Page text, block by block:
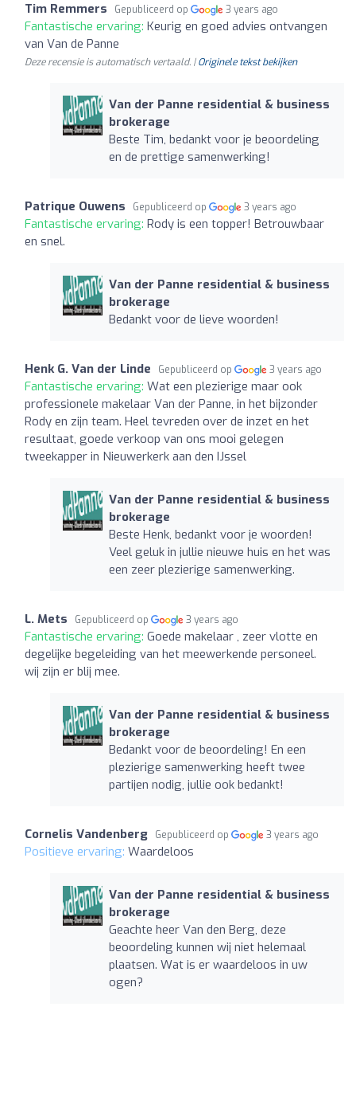
Tim Remmers Gepubliceerd op 3 years ago
Fantastische ervaring: Keurig en goed advies ontvangen
van Van de Panne
Deze recensie is automatisch vertaald. |Originele tekst bekijken
Van der Panne residential & business
brokerage
Beste Tim, bedankt voor je beoordeling
en de prettige samenwerking!
Patrique Ouwens Gepubliceerd op 3 years ago
Fantastische ervaring: Rody is een topper! Betrouwbaar
en snel.
Van der Panne residential & business
brokerage
Bedankt voor de lieve woorden!
Henk G. Van der Linde Gepubliceerd op 3 years ago
Fantastische ervaring: Wat een plezierige maar ook
professionele makelaar Van der Panne, in het bijzonder
Rody en zijn team. Heel tevreden over de inzet en het
resultaat, goede verkoop van ons mooi gelegen
tweekapper in Nieuwerkerk aan den IJssel
Van der Panne residential & business
brokerage
Beste Henk, bedankt voor je woorden!
Veel geluk in jullie nieuwe huis en het was
een zeer plezierige samenwerking.
L. Mets Gepubliceerd op 3 years ago
Fantastische ervaring: Goede makelaar , zeer vlotte en
degelijke begeleiding van het meewerkende personeel.
wij zijn er blij mee.
Van der Panne residential & business
brokerage
Bedankt voor de beoordeling! En een
plezierige samenwerking heeft twee
partijen nodig, jullie ook bedankt!
Cornelis Vandenberg Gepubliceerd op 3 years ago
Positieve ervaring: Waardeloos
Van der Panne residential & business
brokerage
Geachte heer Van den Berg, deze
beoordeling kunnen wij niet helemaal
plaatsen. Wat is er waardeloos in uw
ogen?